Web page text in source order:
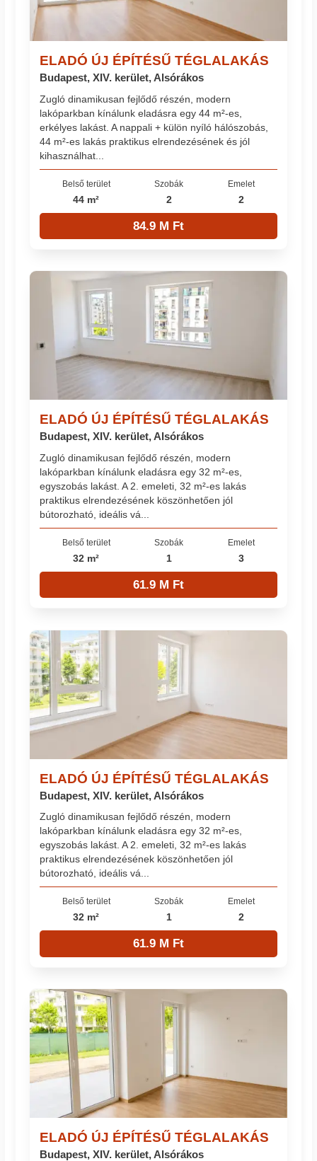
ELADÓ ÚJ ÉPÍTÉSŰ TÉGLALAKÁS
Budapest, XIV. kerület, Alsórákos
Zugló dinamikusan fejlődő részén, modern
lakóparkban kínálunk eladásra egy 44 m²-es,
erkélyes lakást. A nappali + külön nyíló hálószobás,
44 m²-es lakás praktikus elrendezésének és jól
kihasználhat...
Belső terület
44 m²
Szobák
2
Emelet
2
84.9 M Ft
ELADÓ ÚJ ÉPÍTÉSŰ TÉGLALAKÁS
Budapest, XIV. kerület, Alsórákos
Zugló dinamikusan fejlődő részén, modern
lakóparkban kínálunk eladásra egy 32 m²-es,
egyszobás lakást. A 2. emeleti, 32 m²-es lakás
praktikus elrendezésének köszönhetően jól
bútorozható, ideális vá...
Belső terület
32 m²
Szobák
1
Emelet
3
61.9 M Ft
ELADÓ ÚJ ÉPÍTÉSŰ TÉGLALAKÁS
Budapest, XIV. kerület, Alsórákos
Zugló dinamikusan fejlődő részén, modern
lakóparkban kínálunk eladásra egy 32 m²-es,
egyszobás lakást. A 2. emeleti, 32 m²-es lakás
praktikus elrendezésének köszönhetően jól
bútorozható, ideális vá...
Belső terület
32 m²
Szobák
1
Emelet
2
61.9 M Ft
ELADÓ ÚJ ÉPÍTÉSŰ TÉGLALAKÁS
Budapest, XIV. kerület, Alsórákos